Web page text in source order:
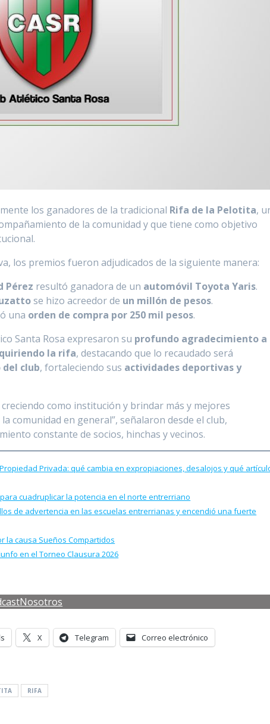
los ganadores de la tradicional Rifa de la Pelotita,
de la comunidad y que tiene como objetivo
los premios fueron adjudicados de la siguiente manera:
Pérez resultó ganadora de un automóvil Toyota Yaris.
se hizo acreedor de un millón de pesos.
una orden de compra por 250 mil pesos.
Santa Rosa expresaron su profundo agradecimiento a
la rifa, destacando que lo recaudado será
club, fortaleciendo sus actividades deportivas y
como institución y brindar más y mejores
comunidad en general”, señalaron desde el club,
constante de socios, hinchas y vecinos.
Privada: qué cambia en expropiaciones, desalojos y qué
cuadruplicar la potencia en el norte entrerriano
de advertencia en las escuelas entrerrianas y encendió una fuerte
la causa Sueños Compartidos
en el Torneo Clausura 2026
Nosotros
X Telegram Correo electrónico
RIFA